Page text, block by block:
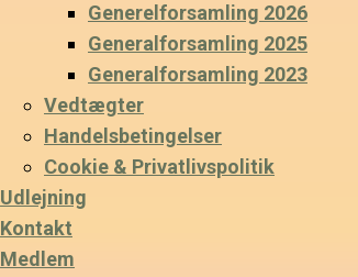
Generelforsamling 2026
Generalforsamling 2025
Generalforsamling 2023
Vedtægter
Handelsbetingelser
Cookie & Privatlivspolitik
Udlejning
Kontakt
Medlem